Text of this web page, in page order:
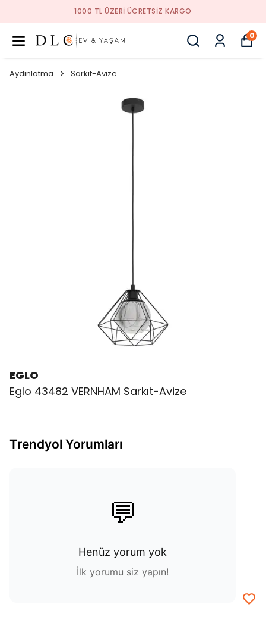
1000 TL ÜZERI ÜCRETSIZ KARGO
0
Aydınlatma Sarkıt-Avize
EGLO
Eglo 43482 VERNHAM Sarkıt-Avize
Trendyol Yorumları
💬
Henüz yorum yok
İlk yorumu siz yapın!